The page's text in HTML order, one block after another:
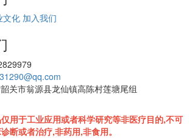
文化 加入我们
关市翁源县龙仙镇高陈村莲塘尾组
用于工业应用或者科学研究等非医疗目的,不可
断或者治疗,非药用,非食用。